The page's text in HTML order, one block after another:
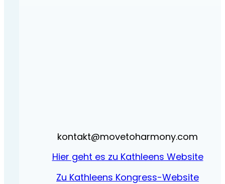
kontakt@movetoharmony.com
Hier geht es zu Kathleens Website
Zu Kathleens Kongress-Website